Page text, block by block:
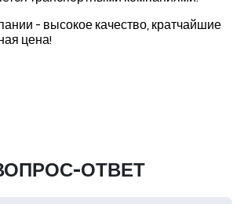
- высокое качество, кратчайшие
цена!
ОТВЕТ